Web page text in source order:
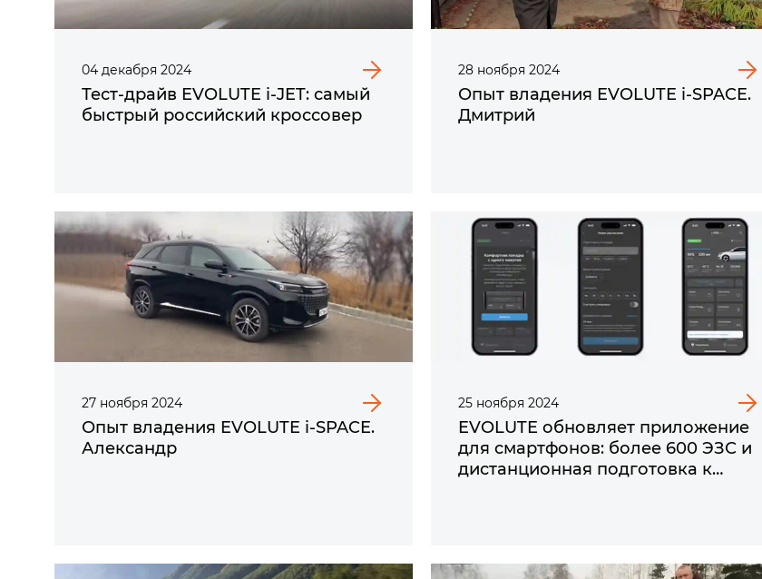
04 декабря 2024
Тест-драйв EVOLUTE i‑JET: самый
быстрый российский кроссовер
28 ноября 2024
Опыт владения EVOLUTE i‑SPACE.
Дмитрий
27 ноября 2024
Опыт владения EVOLUTE i‑SPACE.
Александр
25 ноября 2024
EVOLUTE обновляет приложение
для смартфонов: более 600 ЭЗС и
дистанционная подготовка к